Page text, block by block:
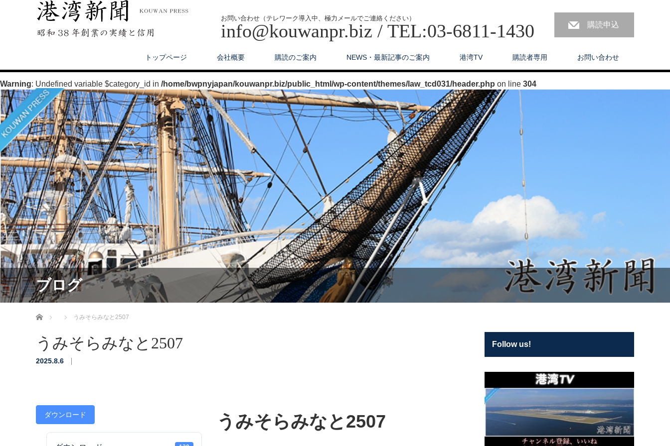
お問い合わせ（テレワーク導入中、極力メールでご連絡ください）
info@kouwanpr.biz / TEL:03-6811-1430 購読申込
トップページ 会社概要 購読のご案内 NEWS・最新記事のご案内 港湾TV 購読者専用 お問い合わせ
Warning: Undefined variable $category_id in /home/bwpnyjapan/kouwanpr.biz/public_html/wp-content/themes/law_tcd031/header.php on line 304
ブログ
ホーム うみそらみなと2507
うみそらみなと2507
2025.8.6
ダウンロード うみそらみなと2507
Follow us!